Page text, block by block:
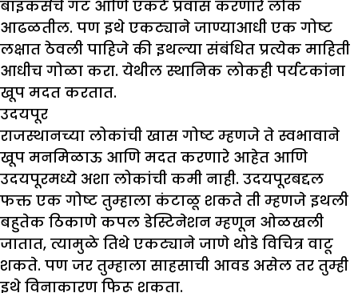
बाइकर्सचे गट आणि एकटे प्रवास करणारे लोक
आढळतील. पण इथे एकट्याने जाण्याआधी एक गोष्ट
लक्षात ठेवली पाहिजे की इथल्या संबंधित प्रत्येक माहिती
आधीच गोळा करा. येथील स्थानिक लोकही पर्यटकांना
खूप मदत करतात.
उदयपूर
राजस्थानच्या लोकांची खास गोष्ट म्हणजे ते स्वभावाने
खूप मनमिळाऊ आणि मदत करणारे आहेत आणि
उदयपूरमध्ये अशा लोकांची कमी नाही. उदयपूरबद्दल
फक्त एक गोष्ट तुम्हाला कंटाळू शकते ती म्हणजे इथली
बहुतेक ठिकाणे कपल डेस्टिनेशन म्हणून ओळखली
जातात, त्यामुळे तिथे एकट्याने जाणे थोडे विचित्र वाटू
शकते. पण जर तुम्हाला साहसाची आवड असेल तर तुम्ही
इथे विनाकारण फिरू शकता.